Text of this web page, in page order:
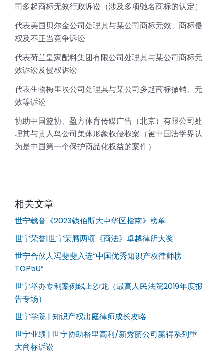
司多起商标无效行政诉讼（涉及多项驰名商标的认定）
代表美国贝尔金公司处理其与某公司商标无效、商标侵
权及不正当竞争诉讼
代表荷兰皇家配料集团有限公司处理其与某公司商标无
效诉讼及侵权诉讼
代表生物梅里埃公司处理其与某公司多起商标撤销、无
效等诉讼
协助中国篮协、盈方体育传媒广告（北京）有限公司处
理其与贵人鸟公司集体形象权侵权案（被中国法学界认
为是中国第一个保护商品化权益的案件）
相关文章
世宁载誉《2023钱伯斯大中华区指南》榜单
世宁荣誉|世宁荣膺两项《商法》卓越律所大奖
世宁合伙人冯斐斐入选“中国优秀知识产权律师榜
TOP50”
世宁举办专利案例线上沙龙（最高人民法院2019年度报
告专场）
世宁学院 | 知识产权出庭律师成长攻略
世宁业绩 | 世宁协助格里高利/新秀丽公司赢得系列重
大商标诉讼